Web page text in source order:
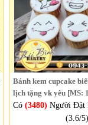
Bánh kem cupcake
lịch tặng vk yêu [MS:
Có (3480) Người Đặt
(3.6/5)